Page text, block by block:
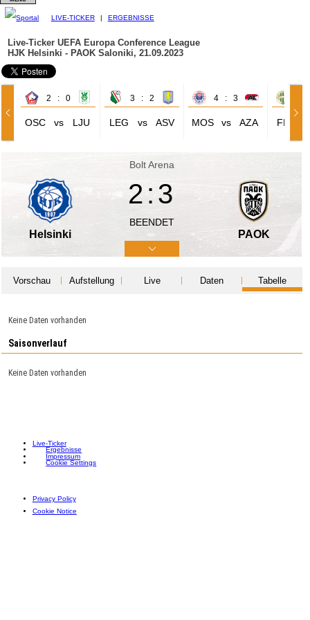
LIVE-TICKER | ERGEBNISSE
Live-Ticker UEFA Europa Conference League
HJK Helsinki - PAOK Saloniki, 21.09.2023
2 : 0
OSC vs LJU
3 : 2
LEG vs ASV
4 : 3
MOS vs AZA FER
Bolt Arena
Helsinki
2:3
BEENDET
PAOK
Vorschau Aufstellung Live Daten Tabelle
Keine Daten vorhanden
Saisonverlauf
Keine Daten vorhanden
Live-Ticker
Ergebnisse
Impressum
Cookie Settings
Privacy Policy
Cookie Notice